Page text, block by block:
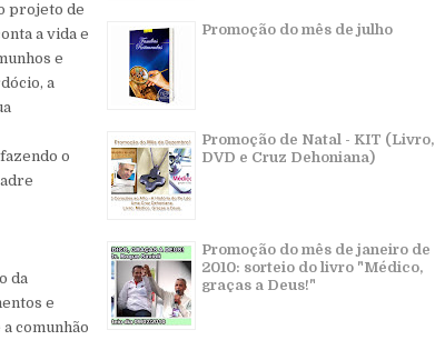
projeto de
a vida e
e
a
o
da
e
comunhão
Promoção do mês de julho
Promoção de Natal - KIT (Livro,
DVD e Cruz Dehoniana)
Promoção do mês de janeiro de
2010: sorteio do livro "Médico,
graças a Deus!"